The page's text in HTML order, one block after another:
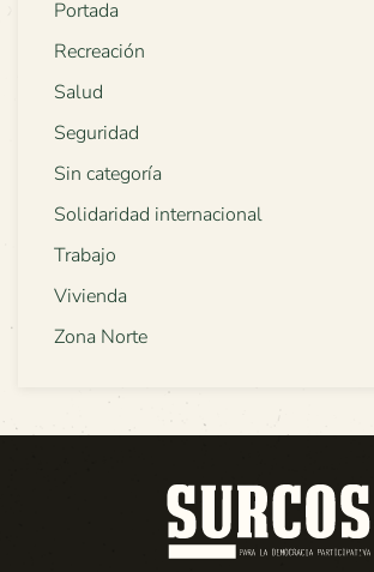
Portada
Recreación
Salud
Seguridad
Sin categoría
Solidaridad internacional
Trabajo
Vivienda
Zona Norte